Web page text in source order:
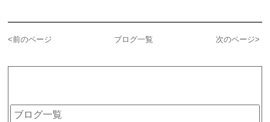
<前のページ ブログ一覧 次のページ>
ブログ一覧